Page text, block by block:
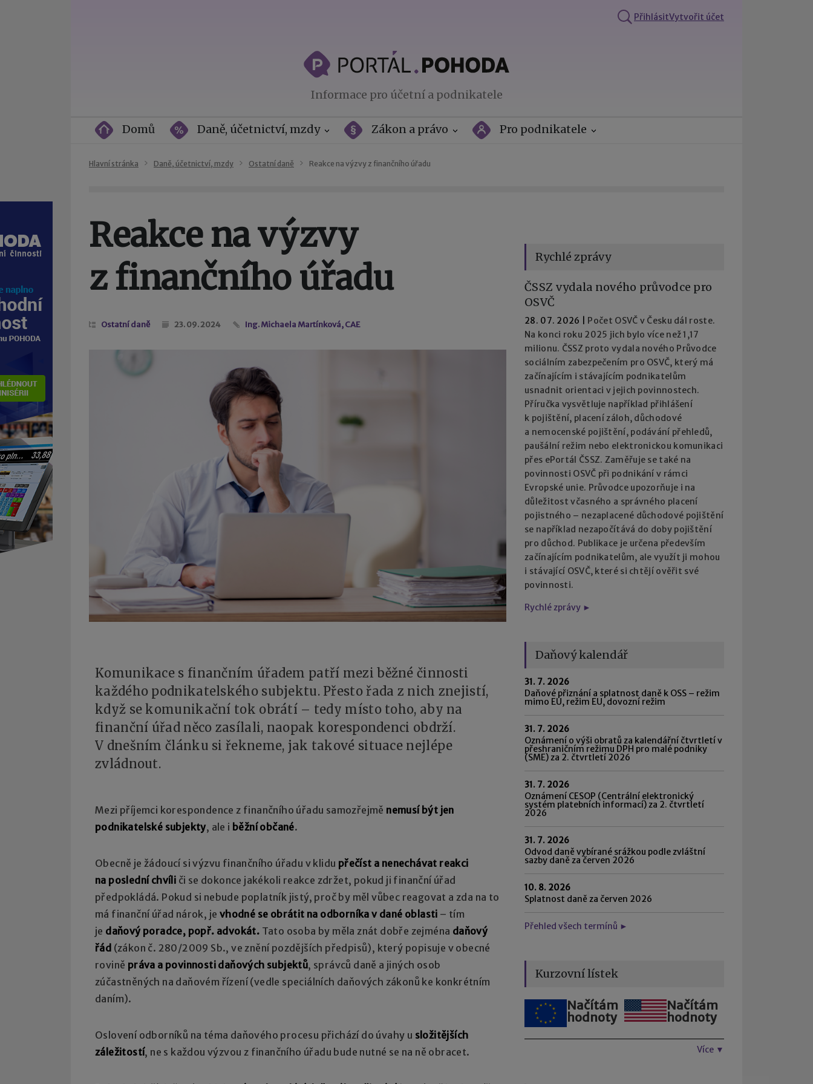
PřihlásitVytvořit účet
Informace pro účetní a podnikatele
Domů Daně, účetnictví, mzdy Zákon a právo Pro podnikatele
Hlavní stránka Daně, účetnictví, mzdy Ostatní daně Reakce na výzvy z finančního úřadu
Reakce na výzvy
z finančního úřadu
Ostatní daně 23. 09. 2024 Ing. Michaela Martínková, CAE
Komunikace s finančním úřadem patří mezi běžné činnosti
každého podnikatelského subjektu. Přesto řada z nich znejistí,
když se komunikační tok obrátí – tedy místo toho, aby na
finanční úřad něco zasílali, naopak korespondenci obdrží.
V dnešním článku si řekneme, jak takové situace nejlépe
zvládnout.
Mezi příjemci korespondence z finančního úřadu samozřejmě nemusí být jen
podnikatelské subjekty, ale i běžní občané.
Obecně je žádoucí si výzvu finančního úřadu v klidu přečíst a nenechávat reakci
na poslední chvíli či se dokonce jakékoli reakce zdržet, pokud ji finanční úřad
předpokládá. Pokud si nebude poplatník jistý, proč by měl vůbec reagovat a zda na to
má finanční úřad nárok, je vhodné se obrátit na odborníka v dané oblasti – tím
je daňový poradce, popř. advokát. Tato osoba by měla znát dobře zejména daňový
řád (zákon č. 280/2009 Sb., ve znění pozdějších předpisů), který popisuje v obecné
rovině práva a povinnosti daňových subjektů, správců daně a jiných osob
zúčastněných na daňovém řízení (vedle speciálních daňových zákonů ke konkrétním
daním).
Oslovení odborníků na téma daňového procesu přichází do úvahy u složitějších
záležitostí, ne s každou výzvou z finančního úřadu bude nutné se na ně obracet.
Rychlé zprávy
ČSSZ vydala nového průvodce pro
OSVČ
28. 07. 2026
Počet OSVČ v Česku dál roste.
Na konci roku 2025 jich bylo více než 1,17
milionu. ČSSZ proto vydala nového Průvodce
sociálním zabezpečením pro OSVČ, který má
začínajícím i stávajícím podnikatelům
usnadnit orientaci v jejich povinnostech.
Příručka vysvětluje například přihlášení
k pojištění, placení záloh, důchodové
a nemocenské pojištění, podávání přehledů,
paušální režim nebo elektronickou komunikaci
přes ePortál ČSSZ. Zaměřuje se také na
povinnosti OSVČ při podnikání v rámci
Evropské unie. Průvodce upozorňuje i na
důležitost včasného a správného placení
pojistného – nezaplacené důchodové pojištění
se například nezapočítává do doby pojištění
pro důchod. Publikace je určena především
začínajícím podnikatelům, ale využít ji mohou
i stávající OSVČ, které si chtějí ověřit své
povinnosti.
Rychlé zprávy ►
Daňový kalendář
31. 7. 2026
Daňové přiznání a splatnost daně k OSS – režim
mimo EU, režim EU, dovozní režim
31. 7. 2026
Oznámení o výši obratů za kalendářní čtvrtletí v
přeshraničním režimu DPH pro malé podniky
(SME) za 2. čtvrtletí 2026
31. 7. 2026
Oznámení CESOP (Centrální elektronický
systém platebních informací) za 2. čtvrtletí
2026
31. 7. 2026
Odvod daně vybírané srážkou podle zvláštní
sazby daně za červen 2026
10. 8. 2026
Splatnost daně za červen 2026
Přehled všech termínů ►
Kurzovní lístek
Načítám
hodnoty
Načítám
hodnoty
Více ▼